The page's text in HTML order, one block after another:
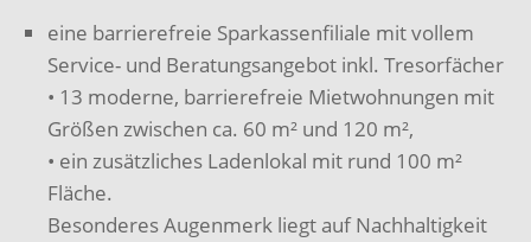
eine barrierefreie Sparkassenfiliale mit vollem
Service- und Beratungsangebot inkl. Tresorfächer
• 13 moderne, barrierefreie Mietwohnungen mit
Größen zwischen ca. 60 m² und 120 m²,
• ein zusätzliches Ladenlokal mit rund 100 m²
Fläche.
Besonderes Augenmerk liegt auf Nachhaltigkeit